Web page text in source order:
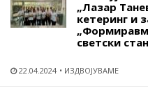
„Лазар
кетеринг и
светски
22.04.2024 ИЗДВОЈУВАМЕ